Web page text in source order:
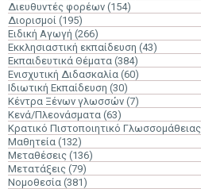
Διευθυντές φορέων (154)
Διορισμοί (195)
Ειδική Αγωγή (266)
Εκκλησιαστική εκπαίδευση (43)
Εκπαιδευτικά Θέματα (384)
Ενισχυτική Διδασκαλία (60)
Ιδιωτική Εκπαίδευση (30)
Κέντρα Ξένων γλωσσών (7)
Κενά/Πλεονάσματα (63)
Κρατικό Πιστοποιητικό Γλωσσομάθειας
Μαθητεία (132)
Μεταθέσεις (136)
Μετατάξεις (79)
Νομοθεσία (381)